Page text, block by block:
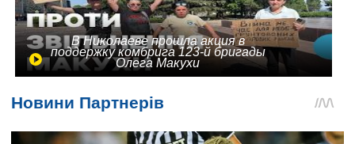
В Николаеве прошла акция в
поддержку комбрига 123-й бригады
Олега Макухи